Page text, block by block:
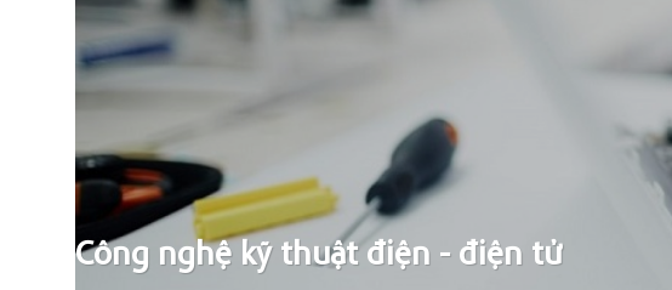
Công nghệ kỹ thuật điện - điện tử